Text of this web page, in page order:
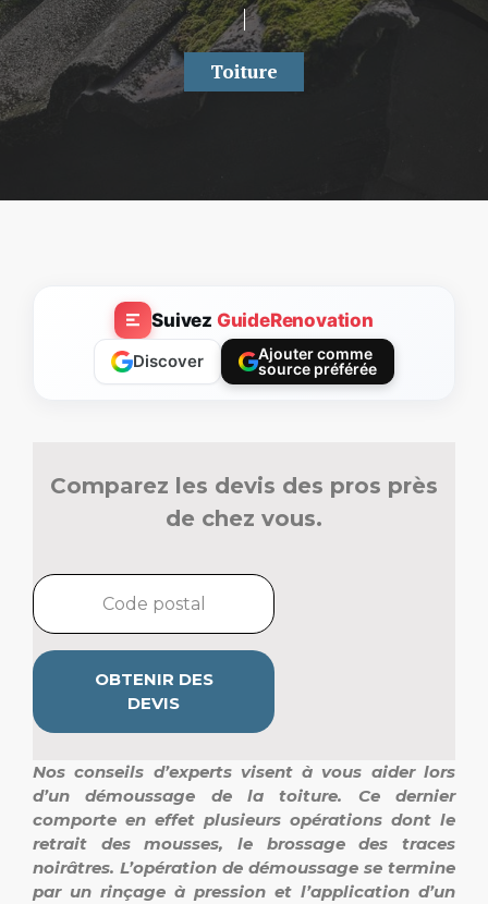
Toiture
Suivez GuideRenovation
Discover
Ajouter comme
source préférée
Comparez les devis des pros près
de chez vous.
OBTENIR DES
DEVIS
Nos conseils d’experts visent à vous aider lors
d’un démoussage de la toiture. Ce dernier
comporte en effet plusieurs opérations dont le
retrait des mousses, le brossage des traces
noirâtres. L’opération de démoussage se termine
par un rinçage à pression et l’application d’un